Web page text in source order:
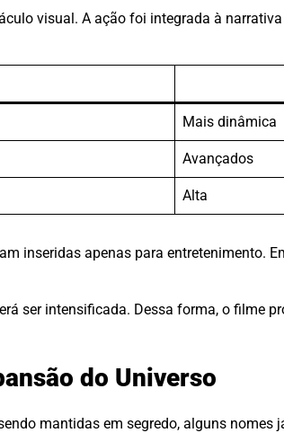
visual. A ação foi integrada à
Mais dinâmica
Avançados
Alta
inseridas apenas para entretenimento.
ser intensificada. Dessa forma, o filme
do Universo
mantidas em segredo, alguns